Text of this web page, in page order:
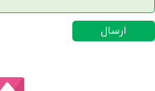
ارسال